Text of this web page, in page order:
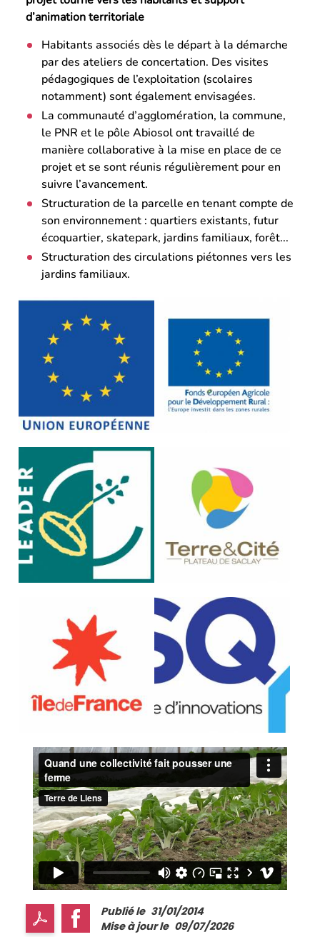
d’animation territoriale
Habitants associés dès le départ à la démarche
par des ateliers de concertation. Des visites
pédagogiques de l’exploitation (scolaires
notamment) sont également envisagées.
La communauté d’agglomération, la commune,
le PNR et le pôle Abiosol ont travaillé de
manière collaborative à la mise en place de ce
projet et se sont réunis régulièrement pour en
suivre l’avancement.
Structuration de la parcelle en tenant compte de
son environnement : quartiers existants, futur
écoquartier, skatepark, jardins familiaux, forêt...
Structuration des circulations piétonnes vers les
jardins familiaux.
Publié le 31/01/2014
Mise à jour le 09/07/2026